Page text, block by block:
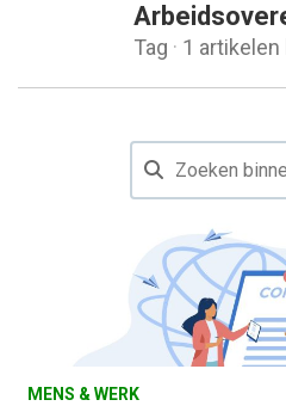
Tag · 1
MENS & WERK